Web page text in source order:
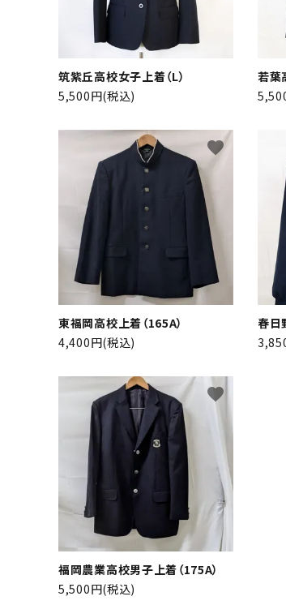
筑紫丘高校女子上着（L）
5,500円(税込)
若葉
東福岡高校上着（165A）
4,400円(税込)
favorite
春日
福岡農業高校男子上着（175A）
5,500円(税込)
favorite